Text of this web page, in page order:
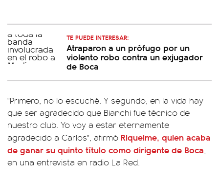
TE PUEDE INTERESAR:
Atraparon a un prófugo por un
violento robo contra un exjugador
de Boca
"Primero, no lo escuché. Y segundo, en la vida hay
que ser agradecido que Bianchi fue técnico de
nuestro club. Yo voy a estar eternamente
agradecido a Carlos", afirmó Riquelme, quien acaba
de ganar su quinto título como dirigente de Boca,
en una entrevista en radio La Red.